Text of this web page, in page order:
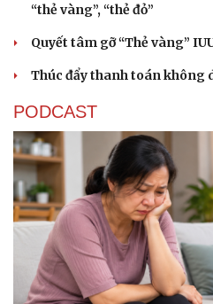
Cải chính
“thẻ vàng”, “thẻ đỏ”
Quyết tâm gỡ “Thẻ vàng”
Thúc đẩy thanh toán không
PODCAST